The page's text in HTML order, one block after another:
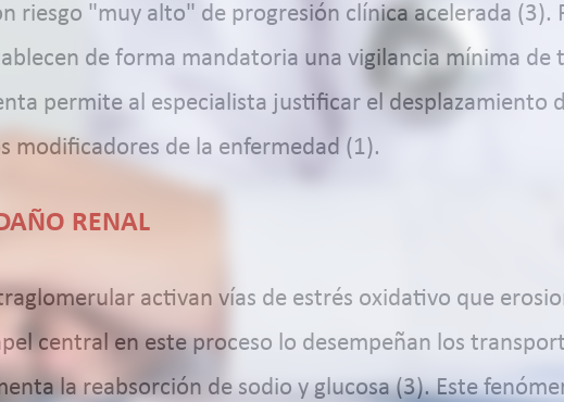
riesgo "muy alto" de progresión clínica acelerada (3).
de forma mandatoria una vigilancia mínima de
permite al especialista justificar el desplazamiento
modificadores de la enfermedad (1).
RENAL
activan vías de estrés oxidativo que
central en este proceso lo desempeñan los
la reabsorción de sodio y glucosa (3). Este